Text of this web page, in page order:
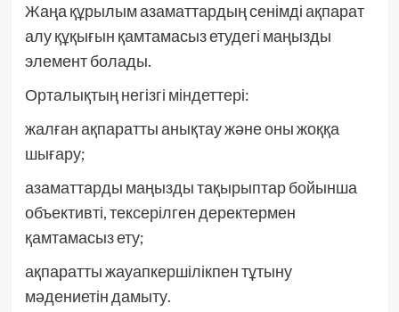
Жаңа құрылым азаматтардың сенімді ақпарат
алу құқығын қамтамасыз етудегі маңызды
элемент болады.
Орталықтың негізгі міндеттері:
жалған ақпаратты анықтау және оны жоққа
шығару;
азаматтарды маңызды тақырыптар бойынша
объективті, тексерілген деректермен
қамтамасыз ету;
ақпаратты жауапкершілікпен тұтыну
мәдениетін дамыту.